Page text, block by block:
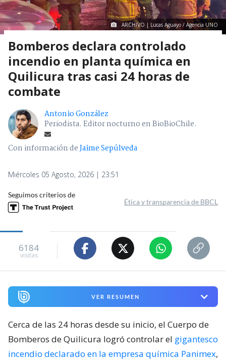
ARCHIVO | Lucas Aguayo / Agencia UNO
Bomberos declara controlado
incendio en planta química en
Quilicura tras casi 24 horas de
combate
Antonio González
Periodista. Editor nocturno en BioBioChile.
Con información deJaime Sepúlveda
Miércoles 05 Agosto, 2026 | 23:51
Seguimos criterios de
Ética y transparencia de BBCL
6184
visitas
VER RESUMEN
Cerca de las 24 horas desde su inicio, el Cuerpo de
Bomberos de Quilicura logró controlar el gigantesco
incendio declarado en la empresa química Panimex,